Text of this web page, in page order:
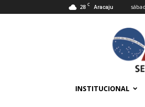
28 C Aracaju
OAB/SE
Ordem
do
INSTITUCIONAL